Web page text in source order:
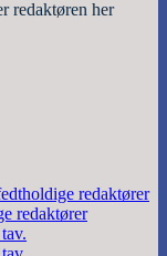
redaktøren her
redaktører
redaktører